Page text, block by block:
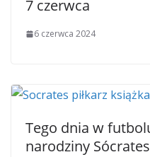
7 czerwca
6 czerwca 2024
Tego dnia w
narodziny